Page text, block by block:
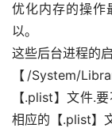
数
据
恢
复
优化内存的操作
以。
这些后台进程的
【/System/
【.plist】文件.
相应的【.plist】